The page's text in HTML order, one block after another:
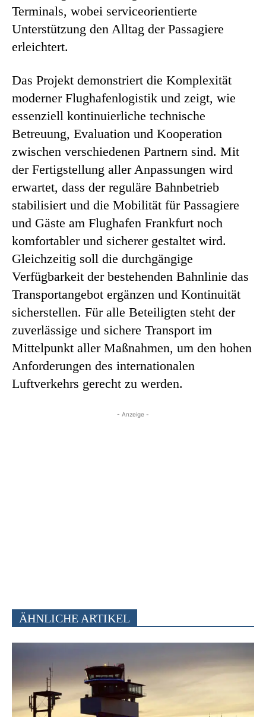
Terminals, wobei serviceorientierte
Unterstützung den Alltag der Passagiere
erleichtert.
Das Projekt demonstriert die Komplexität
moderner Flughafenlogistik und zeigt, wie
essenziell kontinuierliche technische
Betreuung, Evaluation und Kooperation
zwischen verschiedenen Partnern sind. Mit
der Fertigstellung aller Anpassungen wird
erwartet, dass der reguläre Bahnbetrieb
stabilisiert und die Mobilität für Passagiere
und Gäste am Flughafen Frankfurt noch
komfortabler und sicherer gestaltet wird.
Gleichzeitig soll die durchgängige
Verfügbarkeit der bestehenden Bahnlinie das
Transportangebot ergänzen und Kontinuität
sicherstellen. Für alle Beteiligten steht der
zuverlässige und sichere Transport im
Mittelpunkt aller Maßnahmen, um den hohen
Anforderungen des internationalen
Luftverkehrs gerecht zu werden.
- Anzeige -
ÄHNLICHE ARTIKEL